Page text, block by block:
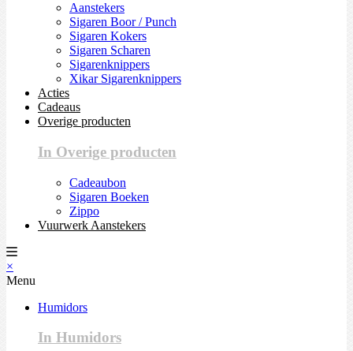
Aanstekers
Sigaren Boor / Punch
Sigaren Kokers
Sigaren Scharen
Sigarenknippers
Xikar Sigarenknippers
Acties
Cadeaus
Overige producten
In Overige producten
Cadeaubon
Sigaren Boeken
Zippo
Vuurwerk Aanstekers
×
Menu
Humidors
In Humidors